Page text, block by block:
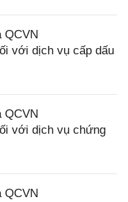
QCVN
với dịch vụ cấp dấu
QCVN
với dịch vụ chứng
QCVN